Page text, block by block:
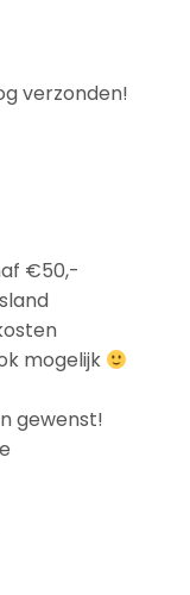
verzonden!
€50,-
mogelijk
gewenst!